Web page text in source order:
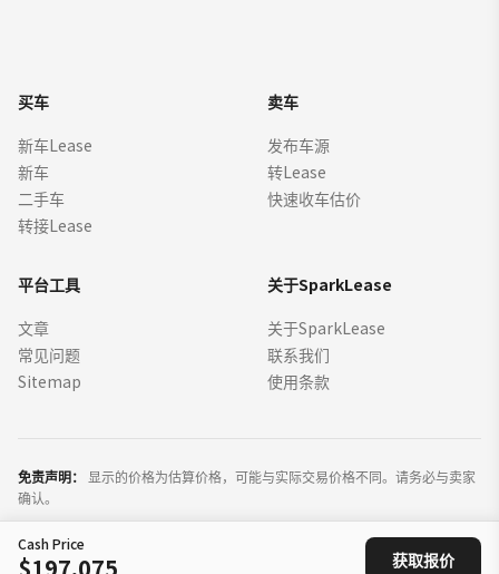
Cash Price
获取报价
买车
新车Lease
新车
二手车
转接Lease
卖车
发布车源
转Lease
快速收车估价
平台工具
文章
常见问题
Sitemap
关于SparkLease
关于SparkLease
联系我们
使用条款
免责声明：
显示的价格为估算价格，可能与实际交易价格不同。请务必与卖家
确认。
SparkLease Inc. 保留所有权利。